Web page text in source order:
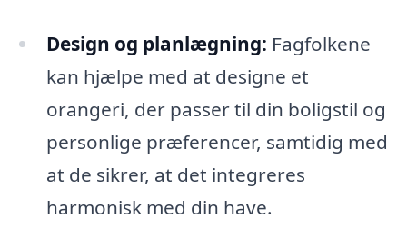
Design og planlægning: Fagfolkene
kan hjælpe med at designe et
orangeri, der passer til din boligstil og
personlige præferencer, samtidig med
at de sikrer, at det integreres
harmonisk med din have.